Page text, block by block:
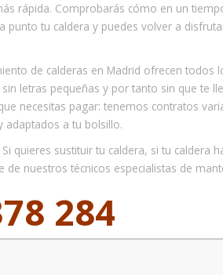
rápida. Comprobarás cómo en un
punto tu caldera y puedes volver a
de calderas en Madrid ofrecen todos
letras pequeñas y por tanto sin que te
necesitas pagar: tenemos contratos
adaptados a tu bolsillo.
quieres sustituir tu caldera, si tu caldera
nuestros técnicos especialistas de
284